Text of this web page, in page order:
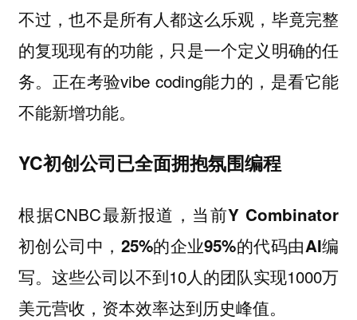
不过，也不是所有人都这么乐观，毕竟完整
的复现现有的功能，只是一个定义明确的任
务。正在考验vibe coding能力的，是看它能
不能新增功能。
YC初创公司已全面拥抱氛围编程
根据CNBC最新报道， 当前Y Combinator
初创公司中，25%的企业95%的代码由AI编
写。这些公司以不到10人的团队实现1000万
美元营收，资本效率达到历史峰值。